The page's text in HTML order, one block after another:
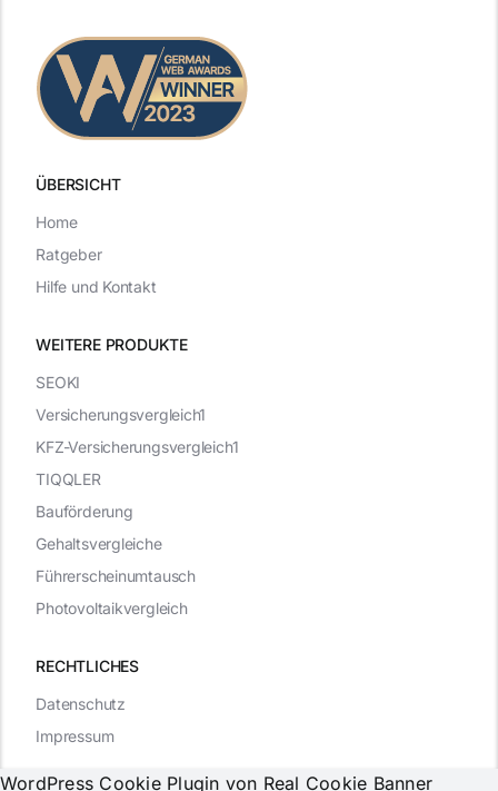
ÜBERSICHT
WEITERE PRODUKTE
RECHTLICHES
Datenschutz
Impressum
SEOKI
Versicherungsvergleich1
KFZ-Versicherungsvergleich1
TIQQLER
Bauförderung
Gehaltsvergleiche
Führerscheinumtausch
Photovoltaikvergleich
Home
Ratgeber
Hilfe und Kontakt
WordPress Cookie Plugin von Real Cookie Banner